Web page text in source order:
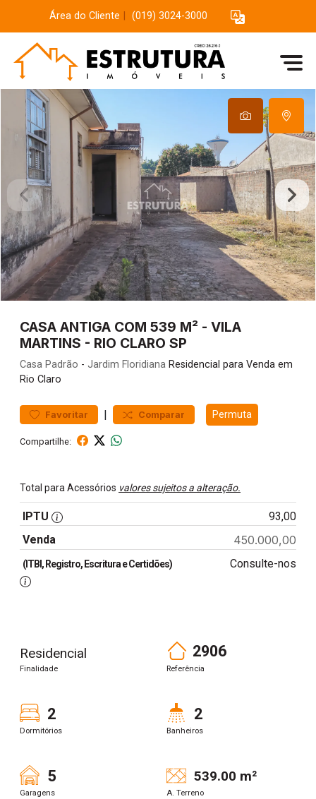
Área do Cliente (019) 3024-3000
CASA ANTIGA COM 539 M² - VILA
MARTINS - RIO CLARO SP
Casa Padrão - Jardim Floridiana Residencial para Venda em
Rio Claro
Favoritar | Comparar Permuta
Compartilhe:
Total para Acessórios valores sujeitos a alteração.
IPTU
93,00
Venda
450.000,00
(ITBI, Registro, Escritura e Certidões) Consulte-nos
Residencial
Finalidade
2906
Referência
2
Dormitórios
2
Banheiros
5
Garagens
539.00 m²
A. Terreno